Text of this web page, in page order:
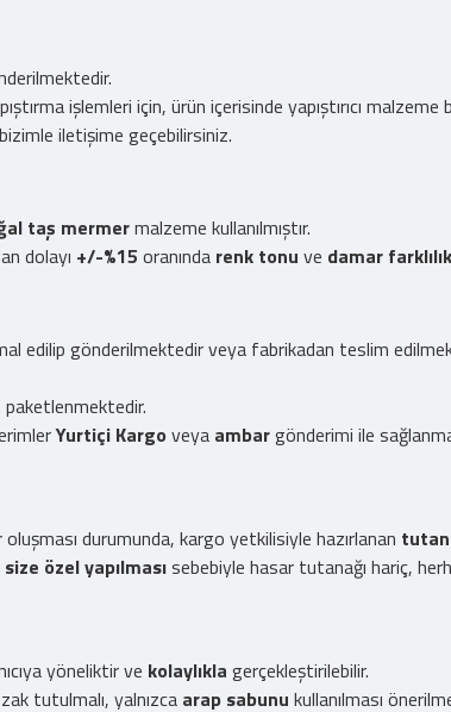
işlemleri için, ürün içerisinde yapıştırıcı malzeme
bizimle iletişime geçebilirsiniz.
taş mermermalzeme kullanılmıştır.
dolayı +/-%15 oranında renk tonu ve damar
edilip gönderilmektedir veya fabrikadan teslim
paketlenmektedir.
Yurtiçi Kargo veya ambargönderimi ile
durumunda, kargo yetkilisiyle hazırlanan
size özel yapılmasısebebiyle hasar tutanağı hariç,
yöneliktir ve kolaylıkla gerçekleştirilebilir.
tutulmalı, yalnızca arap sabunu kullanılması